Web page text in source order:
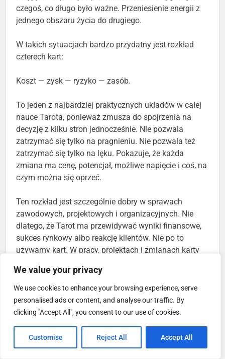
We value your privacy
We use cookies to enhance your browsing experience, serve
personalised ads or content, and analyse our traffic. By
clicking "Accept All", you consent to our use of cookies.
Customise Reject All Accept All
czegoś, co długo było ważne. Przeniesienie energii z
jednego obszaru życia do drugiego.
W takich sytuacjach bardzo przydatny jest rozkład
czterech kart:
Koszt — zysk — ryzyko — zasób.
To jeden z najbardziej praktycznych układów w całej
nauce Tarota, ponieważ zmusza do spojrzenia na
decyzję z kilku stron jednocześnie. Nie pozwala
zatrzymać się tylko na pragnieniu. Nie pozwala też
zatrzymać się tylko na lęku. Pokazuje, że każda
zmiana ma cenę, potencjał, możliwe napięcie i coś, na
czym można się oprzeć.
Ten rozkład jest szczególnie dobry w sprawach
zawodowych, projektowych i organizacyjnych. Nie
dlatego, że Tarot ma przewidywać wyniki finansowe,
sukces rynkowy albo reakcję klientów. Nie po to
używamy kart. W pracy, projektach i zmianach karty
przeciążenie, ukryty koszt, zasób, którego nie
doceniasz, ryzyko, które wypierasz, oraz zysk, który nie
zawsze jest oczywisty na pierwszy rzut oka.
się uda?”.